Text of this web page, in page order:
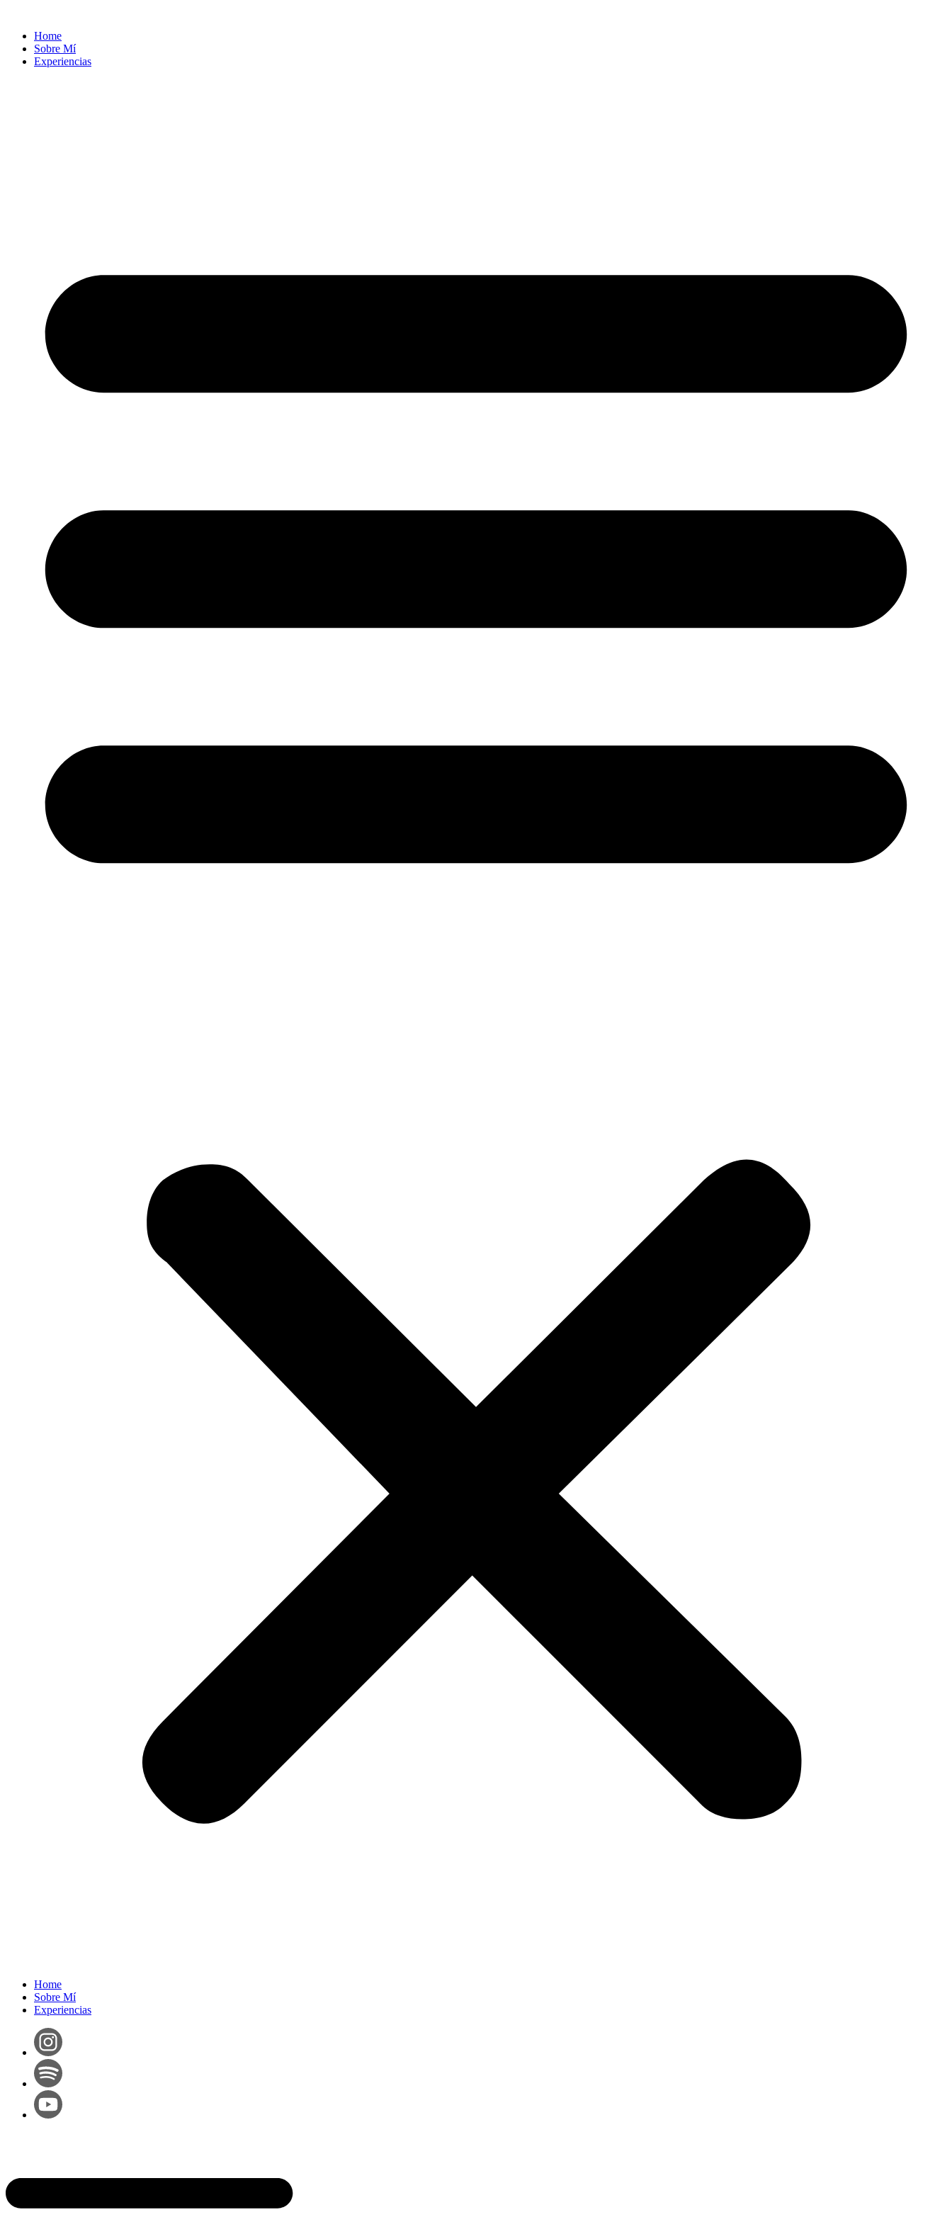
contenidoHome
Sobre Mí
Experiencias
Home
Sobre Mí
Experiencias